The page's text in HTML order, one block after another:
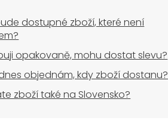
dostupné zboží, které není
opakovaně, mohu dostat slevu?
objednám, kdy zboží dostanu?
zboží také na Slovensko?